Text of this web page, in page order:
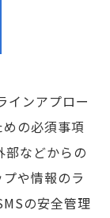
インアプロー
の必須事項
部などからの
や情報のラ
の安全管理